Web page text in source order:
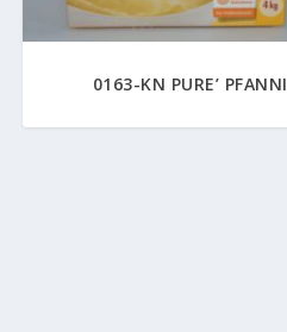
0163-KN PURE’ PFANNI